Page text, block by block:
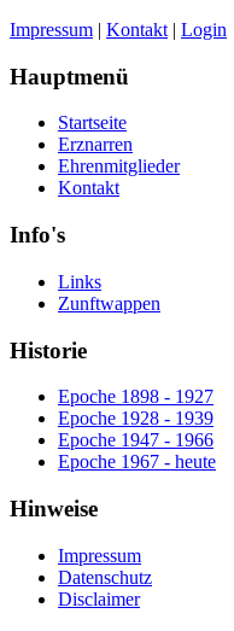
Impressum | Kontakt | Login
Hauptmenü
Startseite
Erznarren
Ehrenmitglieder
Kontakt
Info's
Links
Zunftwappen
Historie
Epoche 1898 - 1927
Epoche 1928 - 1939
Epoche 1947 - 1966
Epoche 1967 - heute
Hinweise
Impressum
Datenschutz
Disclaimer